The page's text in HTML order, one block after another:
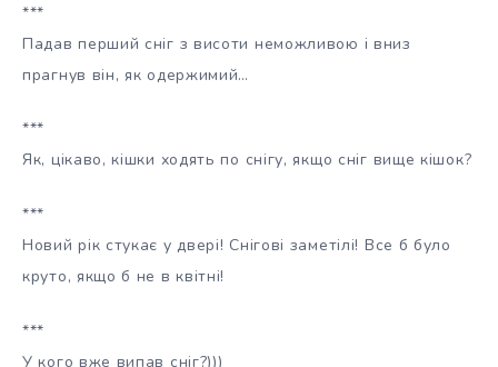
***
Падав перший сніг з висоти неможливою і вниз
прагнув він, як одержимий…
***
Як, цікаво, кішки ходять по снігу, якщо сніг вище кішок?
***
Новий рік стукає у двері! Снігові заметілі! Все б було
круто, якщо б не в квітні!
***
У кого вже випав сніг?)))